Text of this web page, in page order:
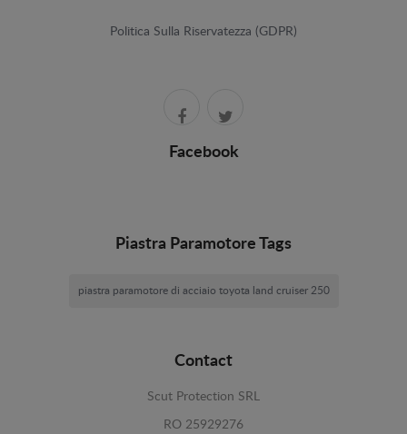
Politica Sulla Riservatezza (GDPR)
Facebook
Piastra Paramotore Tags
piastra paramotore di acciaio toyota land cruiser 250
Contact
Scut Protection SRL
RO 25929276